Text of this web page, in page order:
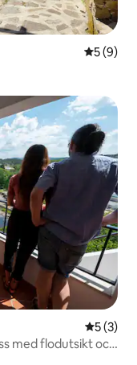
5 av 5 i
5 (9)
5 av 5 i
5 (3)
med flodutsikt och